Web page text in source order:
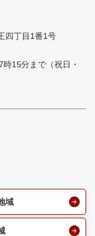
四丁目1番1号
時15分まで （祝日・
域